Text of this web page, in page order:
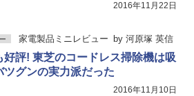
2016年11月22日
家電製品ミニレビュー by 河原塚 英信
好評! 東芝のコードレス掃除機は吸
ツグンの実力派だった
2016年11月10日